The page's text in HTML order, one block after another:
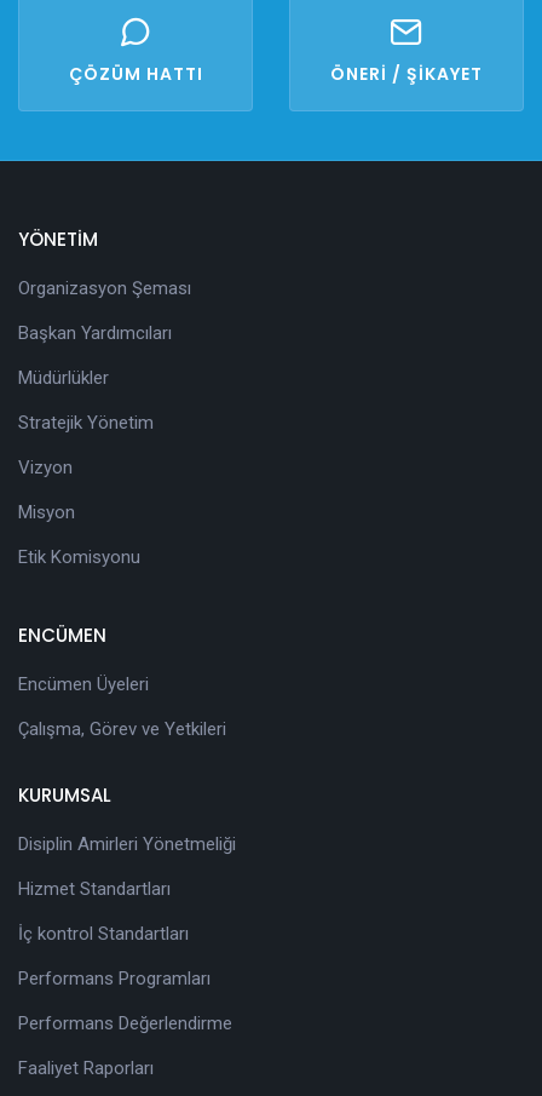
ÇÖZÜM HATTI ÖNERİ / ŞİKAYET
YÖNETİM
Organizasyon Şeması
Başkan Yardımcıları
Müdürlükler
Stratejik Yönetim
Vizyon
Misyon
Etik Komisyonu
ENCÜMEN
Encümen Üyeleri
Çalışma, Görev ve Yetkileri
KURUMSAL
Disiplin Amirleri Yönetmeliği
Hizmet Standartları
İç kontrol Standartları
Performans Programları
Performans Değerlendirme
Faaliyet Raporları